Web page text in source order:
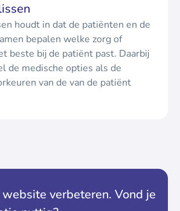
houdt in dat de patiënten en de
bepalen welke zorg of
beste bij de patiënt past. Daarbij
de medische opties als de
van de van de patiënt
verbeteren. Vond je